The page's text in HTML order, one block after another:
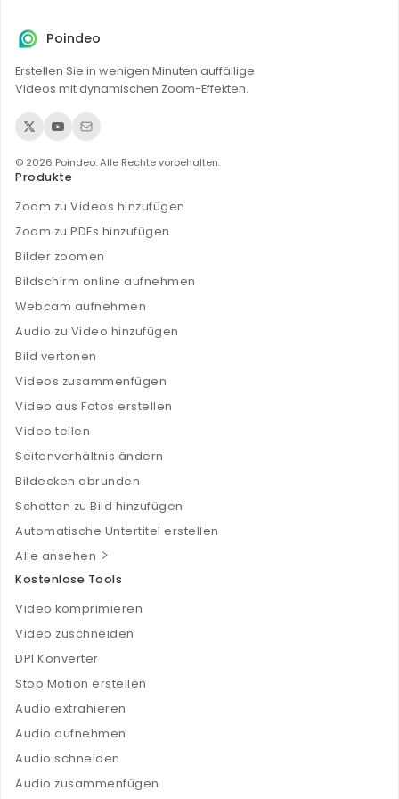
Poindeo
Erstellen Sie in wenigen Minuten auffällige
Videos mit dynamischen Zoom-Effekten.
© 2026 Poindeo. Alle Rechte vorbehalten.
Produkte
Zoom zu Videos hinzufügen
Zoom zu PDFs hinzufügen
Bilder zoomen
Bildschirm online aufnehmen
Webcam aufnehmen
Audio zu Video hinzufügen
Bild vertonen
Videos zusammenfügen
Video aus Fotos erstellen
Video teilen
Seitenverhältnis ändern
Bildecken abrunden
Schatten zu Bild hinzufügen
Automatische Untertitel erstellen
Alle ansehen
Kostenlose Tools
Video komprimieren
Video zuschneiden
DPI Konverter
Stop Motion erstellen
Audio extrahieren
Audio aufnehmen
Audio schneiden
Audio zusammenfügen